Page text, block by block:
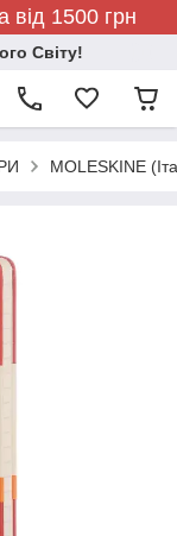
від 1500 грн
Світу!
MOLESKINE